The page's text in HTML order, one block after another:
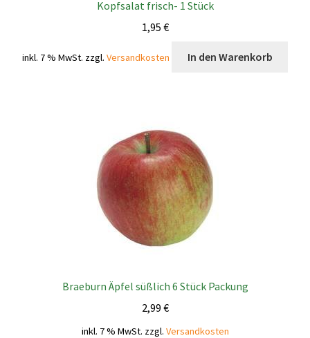
Kopfsalat frisch- 1 Stück
1,95 €
inkl. 7 % MwSt. zzgl. Versandkosten In den Warenkorb
Braeburn Äpfel süßlich 6 Stück Packung
2,99 €
inkl. 7 % MwSt. zzgl. Versandkosten